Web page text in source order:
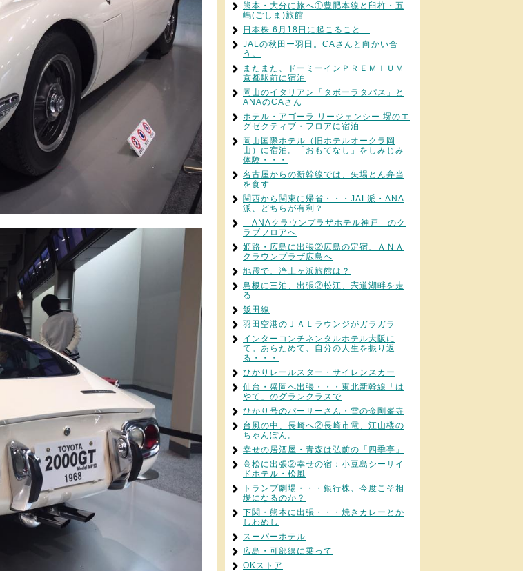
熊本・大分に旅へ①豊肥本線と臼杵・五
嶋(ごしま)旅館
日本株 6月18日に起こること…
JALの秋田ー羽田。CAさんと向かい合
う。
またまた、ドーミーインＰＲＥＭＩＵＭ
京都駅前に宿泊
岡山のイタリアン「タボーラタパス」と
ANAのCAさん
ホテル・アゴーラ リージェンシー 堺のエ
グゼクティブ・フロアに宿泊
岡山国際ホテル（旧ホテルオークラ岡
山）に宿泊。「おもてなし」をしみじみ
体験・・・
名古屋からの新幹線では、矢場とん弁当
を食す
関西から関東に帰省・・・JAL派・ANA
派、どちらが有利？
「ANAクラウンプラザホテル神戸」のク
ラブフロアへ
姫路・広島に出張②広島の定宿、ＡＮＡ
クラウンプラザ広島へ
地震で、浄土ヶ浜旅館は？
島根に三泊、出張②松江、宍道湖畔を走
る
飯田線
羽田空港のＪＡＬラウンジがガラガラ
インターコンチネンタルホテル大阪に
て。あらためて、自分の人生を振り返
る・・・
ひかりレールスター・サイレンスカー
仙台・盛岡へ出張・・・東北新幹線「は
やて」のグランクラスで
ひかり号のパーサーさん・雪の金剛峯寺
台風の中、長崎へ②長崎市電、江山楼の
ちゃんぽん。
幸せの居酒屋・青森は弘前の「四季亭」
高松に出張②幸せの宿：小豆島シーサイ
ドホテル・松風
トランプ劇場・・・銀行株、今度こそ相
場になるのか？
下関・熊本に出張・・・焼きカレーとか
しわめし
スーパーホテル
広島・可部線に乗って
OKストア